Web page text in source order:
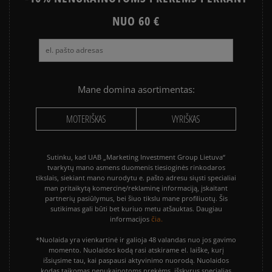
VANS OLD SKOOL
NUO 60 €
Mane domina asortimentas:
MOTERIŠKAS VYRIŠKAS
Sutinku, kad UAB „Marketing Investment Group Lietuva“
tvarkytų mano asmens duomenis tiesioginės rinkodaros
tikslais, siekiant mano nurodytu e. pašto adresu siųsti specialiai
man pritaikytą komercinę/reklaminę informaciją, įskaitant
partnerių pasiūlymus, bei šiuo tikslu mane profiliuotų. Šis
sutikimas gali būti bet kuriuo metu atšauktas. Daugiau
informacijos čia.
*Nuolaida yra vienkartinė ir galioja 48 valandas nuo jos gavimo
momento. Nuolaidos kodą rasi atskirame el. laiške, kurį
išsiųsime tau, kai paspausi aktyvinimo nuorodą. Nuolaidos